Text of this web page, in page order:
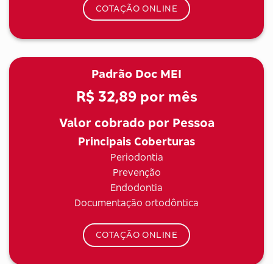
COTAÇÃO ONLINE
Padrão Doc MEI
R$ 32,89por mês
Valor cobrado por Pessoa
Principais Coberturas
Periodontia
Prevenção
Endodontia
Documentação ortodôntica
COTAÇÃO ONLINE